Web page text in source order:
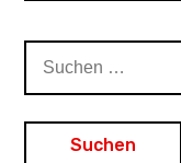
nach: